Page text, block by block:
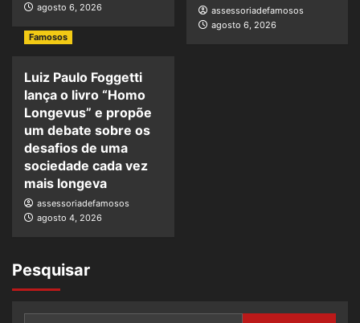
agosto 6, 2026
assessoriadefamosos
agosto 6, 2026
Famosos
Luiz Paulo Foggetti
lança o livro “Homo
Longevus” e propõe
um debate sobre os
desafios de uma
sociedade cada vez
mais longeva
assessoriadefamosos
agosto 4, 2026
Pesquisar